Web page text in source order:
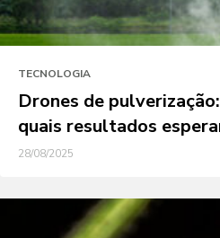
TECNOLOGIA
Drones de
quais resultados
28/08/2025